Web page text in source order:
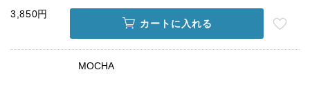
3,850円
カートに入れる
MOCHA